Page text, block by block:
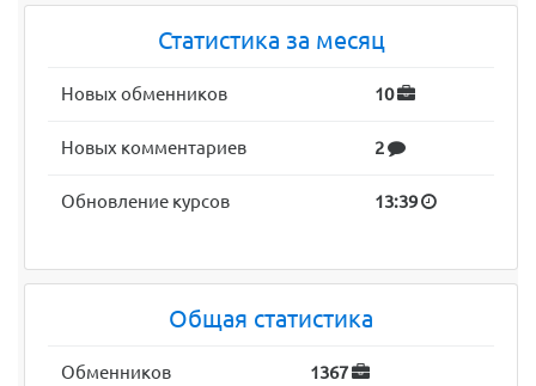
Статистика за месяц
Новых обменников 10
Новых комментариев 2
Обновление курсов 13:39
Общая статистика
Обменников 1367